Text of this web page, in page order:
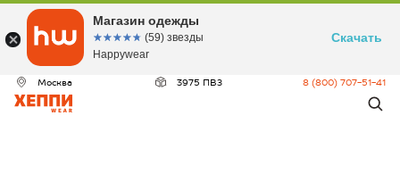
Москва 3975 ПВЗ 8 (800) 707-51-41
Магазин одежды
☆☆☆☆☆
★★★★★ (59) звезды
Happywear
Скачать